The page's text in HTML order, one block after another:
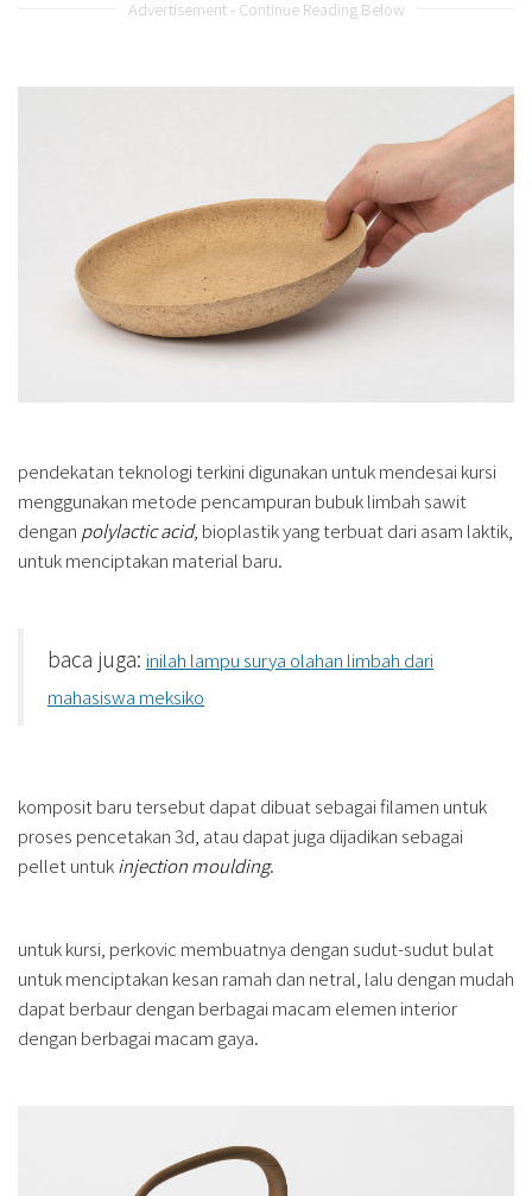
Advertisement - Continue Reading Below
pendekatan teknologi terkini digunakan untuk mendesai kursi
menggunakan metode pencampuran bubuk limbah sawit
dengan polylactic acid, bioplastik yang terbuat dari asam laktik,
untuk menciptakan material baru.
baca juga: inilah lampu surya olahan limbah dari
mahasiswa meksiko
komposit baru tersebut dapat dibuat sebagai filamen untuk
proses pencetakan 3d, atau dapat juga dijadikan sebagai
pellet untukinjection moulding.
untuk kursi, perkovic membuatnya dengan sudut-sudut bulat
untuk menciptakan kesan ramah dan netral, lalu dengan mudah
dapat berbaur dengan berbagai macam elemen interior
dengan berbagai macam gaya.